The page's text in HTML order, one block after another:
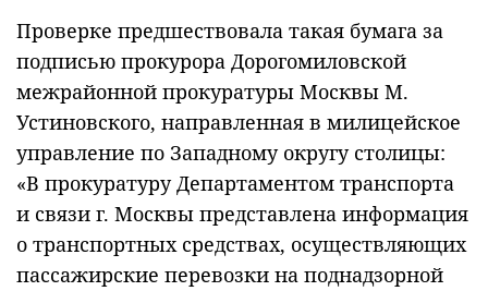
Проверке предшествовала такая бумага за
подписью прокурора Дорогомиловской
межрайонной прокуратуры Москвы М.
Устиновского, направленная в милицейское
управление по Западному округу столицы:
«В прокуратуру Департаментом транспорта
и связи г. Москвы представлена информация
о транспортных средствах, осуществляющих
пассажирские перевозки на поднадзорной